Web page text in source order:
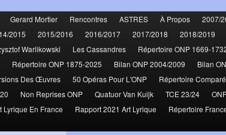
Gerard Mortier Rencontres ASTRES À Propos
2007/
2015 2015/2016 2016/2017 2017/2018 2018/2019
Warlikowski Les Cassandres
Répertoire ONP 1669-
Répertoire ONP 1875-2025 Bilan ONP 2004/2009
Bilan
Des Œuvres 50 Opéras Pour L'ONP
Répertoire Comparé
Non Reprises ONP Quatuor Van Kuijk TCE 23/24
Lyrique En France Rapport 2021 Art Lyrique
Répertoire